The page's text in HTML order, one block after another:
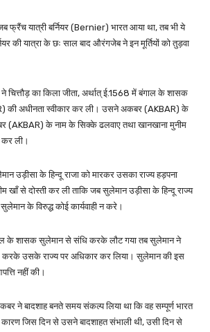
यात्री बर्नियर (Bernier) भारत आया था, तब भी ये
की यात्रा के छः साल बाद औरंगजेब ने इन मूर्तियों को तुड़वा
चित्तौड़ का किला जीता, अर्थात् ई.1568 में बंगाल के शासक
की अधीनता स्वीकार कर ली। उसने अकबर (AKBAR) के
(AKBAR) के नाम के सिक्के ढलवाए तथा खानखाना मुनीम
ली।
उड़ीसा के हिन्दू राजा को मारकर उसका राज्य हड़पना
खाँ से दोस्ती कर ली ताकि जब सुलेमान उड़ीसा के हिन्दू राज्य
के विरुद्ध कोई कार्यवाही न करे।
के शासक सुलेमान से संधि करके लौट गया तब सुलेमान ने
उसके राज्य पर अधिकार कर लिया। सुलेमान की इस
नहीं की।
ने बादशाह बनते समय संकल्प लिया था कि वह सम्पूर्ण भारत
जिस दिन से उसने बादशाहत संभाली थी, उसी दिन से